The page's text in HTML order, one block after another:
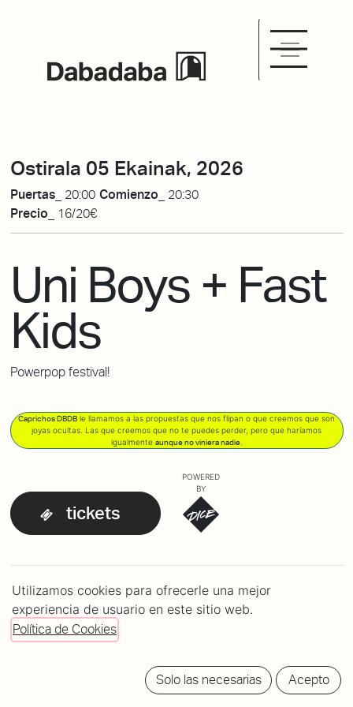
Ostirala 05 Ekainak, 2026
Puertas_ 20:00 Comienzo_ 20:30
Precio_
16/20€
Uni Boys + Fast
Kids
Powerpop festival!
Caprichos DBDB le llamamos a las propuestas que nos flipan o que creemos que son
joyas ocultas. Las que creemos que no te puedes perder, pero que haríamos
igualmente aunque no viniera nadie.
tickets
POWERED
BY
20:30h Fast Kids
21:50h Uni Boys
Utilizamos cookies para ofrecerle una mejor
experiencia de usuario en este sitio web.
Política de Cookies
Solo las necesarias Acepto